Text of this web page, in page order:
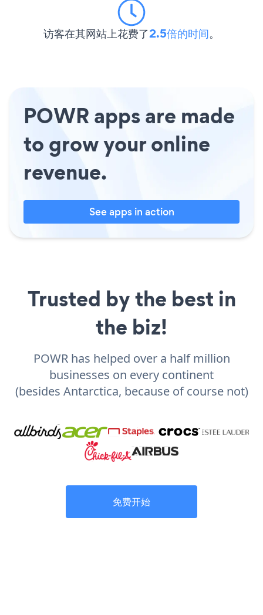
访客在其网站上花费了2.5倍的时间。
POWR apps are made
to grow your online
revenue.
See apps in action
Trusted by the best in
the biz!
POWR has helped over a half million
businesses on every continent
(besides Antarctica, because of course not)
免费开始